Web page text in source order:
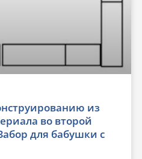
из
во второй
для бабушки с